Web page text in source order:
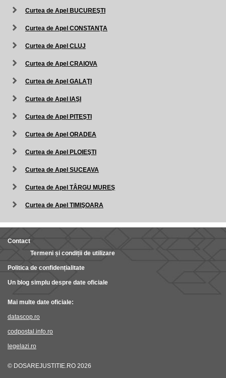
Curtea de Apel BUCUREŞTI
Curtea de Apel CONSTANŢA
Curtea de Apel CLUJ
Curtea de Apel CRAIOVA
Curtea de Apel GALAŢI
Curtea de Apel IAŞI
Curtea de Apel PITEŞTI
Curtea de Apel ORADEA
Curtea de Apel PLOIEŞTI
Curtea de Apel SUCEAVA
Curtea de Apel TÂRGU MUREŞ
Curtea de Apel TIMIŞOARA
Contact
Termeni și condiții de utilizare
Politica de confidențialitate
Un blog simplu despre date oficiale
Mai multe date oficiale:
datascop.ro
codpostal.info.ro
legelazi.ro
© DOSAREJUSTITIE.RO 2026